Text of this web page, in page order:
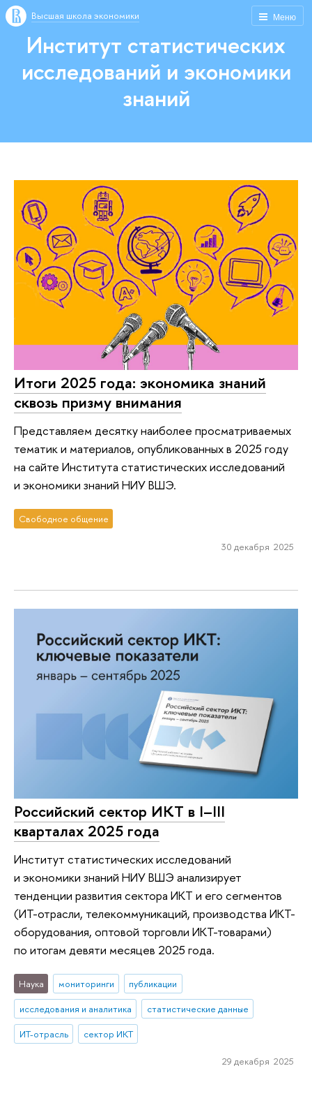
Меню
Высшая школа экономики
Институт статистических
исследований и экономики
знаний
Итоги 2025 года: экономика знаний
сквозь призму внимания
Представляем десятку наиболее просматриваемых
тематик и материалов, опубликованных в 2025 году
на сайте Института статистических исследований
и экономики знаний НИУ ВШЭ.
Свободное общение
30 декабря 2025
Российский сектор ИКТ в I–III
кварталах 2025 года
Институт статистических исследований
и экономики знаний НИУ ВШЭ анализирует
тенденции развития сектора ИКТ и его сегментов
(ИТ-отрасли, телекоммуникаций, производства ИКТ-
оборудования, оптовой торговли ИКТ-товарами)
по итогам девяти месяцев 2025 года.
Наука мониторинги
публикации
исследования и аналитика
статистические данные
ИТ-отрасль
сектор ИКТ
29 декабря 2025